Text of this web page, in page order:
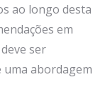
ao longo desta
em
ser
uma abordagem